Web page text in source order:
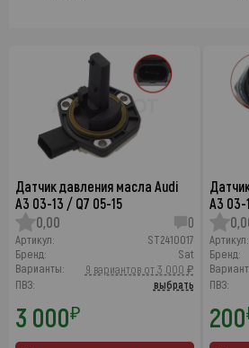
Датчик давления масла Audi
A3 03-13 / Q7 05-15
0,00
0
Артикул:
ST2410017
Бренд:
Sat
Варианты:
9 вариантов от 3 000 ₽
ПВЗ:
выбрать
3 000₽
A3 03-
Артикул:
Бренд:
ПВЗ:
200